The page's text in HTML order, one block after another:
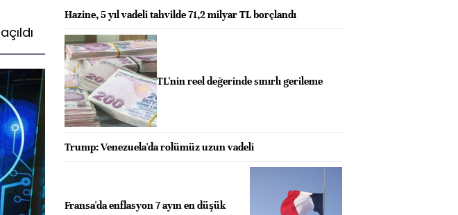
Hazine, 5 yıl vadeli tahvilde 71,2 milyar TL borçlandı
TL'nin reel değerinde sınırlı gerileme
Trump: Venezuela'da rolümüz uzun vadeli
Fransa'da enflasyon 7 ayın en düşük